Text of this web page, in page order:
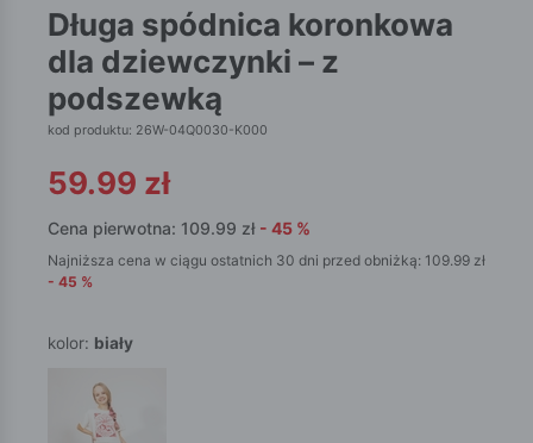
długa spódnica koronkowa
dla dziewczynki – z
podszewką
kod produktu: 26W-04Q0030-K000
59.99 zł
Cena pierwotna: 109.99 zł - 45 %
Najniższa cena w ciągu ostatnich 30 dni przed obniżką: 109.99 zł
- 45 %
kolor: biały